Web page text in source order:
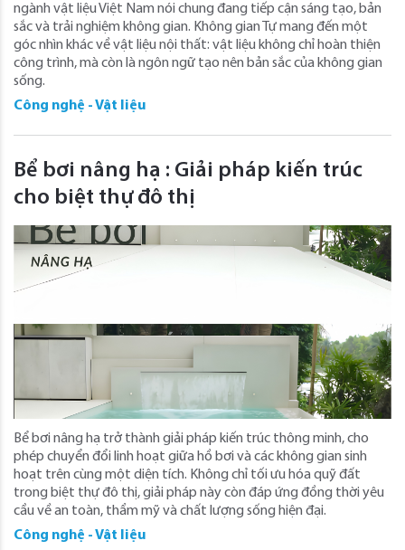
ngành vật liệu Việt Nam nói chung đang tiếp cận sáng tạo, bản
sắc và trải nghiệm không gian. Không gian Tự mang đến một
góc nhìn khác về vật liệu nội thất: vật liệu không chỉ hoàn thiện
công trình, mà còn là ngôn ngữ tạo nên bản sắc của không gian
sống.
Công nghệ - Vật liệu
Bể bơi nâng hạ : Giải pháp kiến trúc
cho biệt thự đô thị
Bể bơi nâng hạ trở thành giải pháp kiến trúc thông minh, cho
phép chuyển đổi linh hoạt giữa hồ bơi và các không gian sinh
hoạt trên cùng một diện tích. Không chỉ tối ưu hóa quỹ đất
trong biệt thự đô thị, giải pháp này còn đáp ứng đồng thời yêu
cầu về an toàn, thẩm mỹ và chất lượng sống hiện đại.
Công nghệ - Vật liệu